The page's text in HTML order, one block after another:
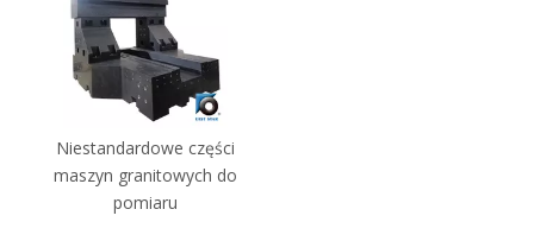
Niestandardowe części
maszyn granitowych do
pomiaru